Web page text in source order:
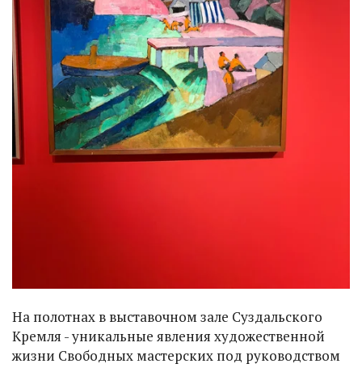
На полотнах в выставочном зале Суздальского
Кремля - уникальные явления художественной
жизни Свободных мастерских под руководством